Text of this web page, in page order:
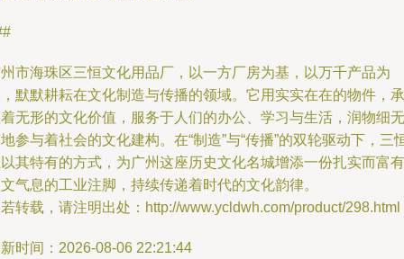
市海珠区三恒文化用品厂，以一方厂房为基，以万千产品为
默默耕耘在文化制造与传播的领域。它用实实在在的物件，承
无形的文化价值，服务于人们的办公、学习与生活，润物细无
参与着社会的文化建构。在“制造”与“传播”的双轮驱动下，三
其特有的方式，为广州这座历史文化名城增添一份扎实而富有
气息的工业注脚，持续传递着时代的文化韵律。
转载，请注明出处：http://www.ycldwh.com/product/298.html
时间：2026-08-06 22:21:44